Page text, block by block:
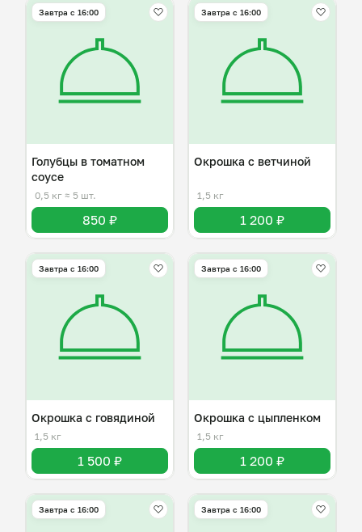
Завтра c 16:00
Голубцы в томатном
соусе
0,5 кг ≈ 5 шт.
850 ₽
Завтра c 16:00
Окрошка с ветчиной
1,5 кг
1 200 ₽
Завтра c 16:00
Окрошка с говядиной
1,5 кг
1 500 ₽
Завтра c 16:00
Окрошка с цыпленком
1,5 кг
1 200 ₽
Завтра c 16:00 Завтра c 16:00